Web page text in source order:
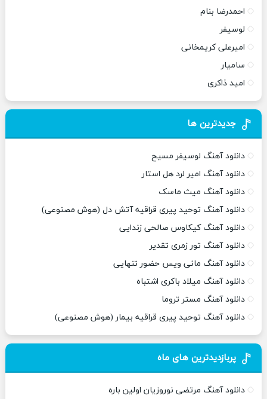
احمدرضا بنام
لوسیفر
امیرعلی کریمخانی
سامیار
امید ذاکری
جدیدترین ها
دانلود آهنگ لوسیفر مسیح
دانلود آهنگ امیر لرد هل استار
دانلود آهنگ میث ماسک
دانلود آهنگ توحید پیری قراقیه آتش دل (هوش مصنوعی)
دانلود آهنگ کیکاوس صالحی زندایی
دانلود آهنگ تور زمری تقدیر
دانلود آهنگ مانی ویس حضور تنهایی
دانلود آهنگ میلاد باکری اشتباه
دانلود آهنگ مستر تروما
دانلود آهنگ توحید پیری قراقیه بیمار (هوش مصنوعی)
پربازدیدترین های ماه
دانلود آهنگ مرتضی نوروزیان اولین باره